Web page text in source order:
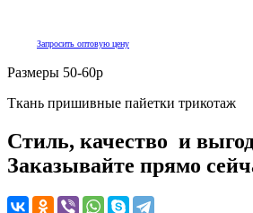
Запросить оптовую цену
Размеры 50-60р
Ткань пришивные пайетки трикотаж
Стиль, качество и
Заказывайте прямо